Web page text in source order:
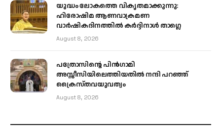
യുദ്ധം ലോകത്തെ വികൃതമാക്കുന്നു:
ഹിരോഷിമ ആണവാക്രമണ
വാർഷികദിനത്തിൽ കർദ്ദിനാൾ താഗ്ലെ
August 8, 2026
പത്രോസിന്റെ പിൻഗാമി
അസ്സീസിയിലെത്തിയതിൽ നന്ദി പറഞ്ഞ്
ക്രൈസ്തവയുവത്വം
August 8, 2026